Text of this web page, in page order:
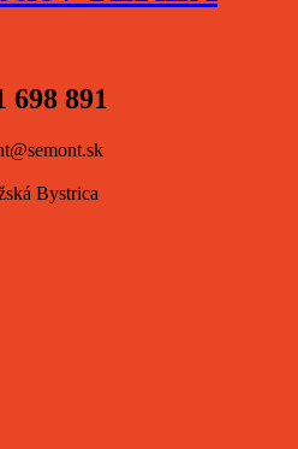
698 891
Bystrica